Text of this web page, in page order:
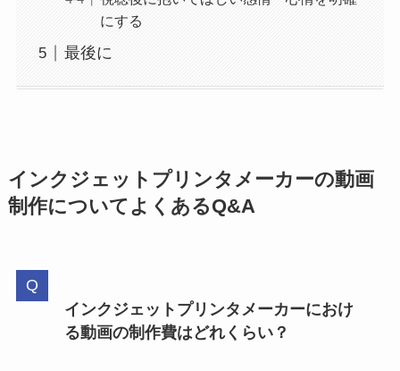
にする
最後に
インクジェットプリンタメーカーの動画
制作についてよくあるQ&A
インクジェットプリンタメーカーにおけ
る動画の制作費はどれくらい？